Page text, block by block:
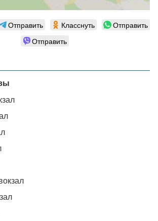
Отправить Класснуть
Отправить
Отправить